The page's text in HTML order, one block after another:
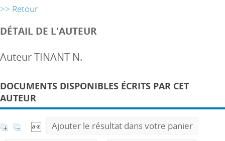
>> Retour
DÉTAIL DE L'AUTEUR
Auteur TINANT N.
DOCUMENTS DISPONIBLES ÉCRITS PAR CET
AUTEUR
Ajouter le résultat dans votre panier